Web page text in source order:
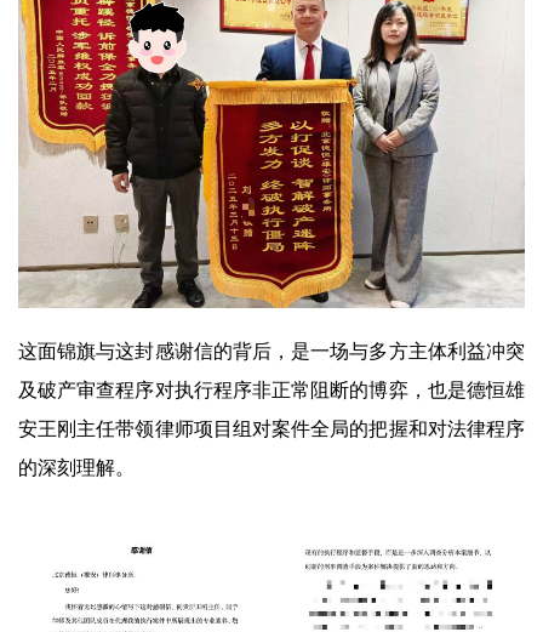
这面锦旗与这封感谢信的背后，是一场与多方主体利益冲突
及破产审查程序对执行程序非正常阻断的博弈，也是德恒雄
安王刚主任带领律师项目组对案件全局的把握和对法律程序
的深刻理解。